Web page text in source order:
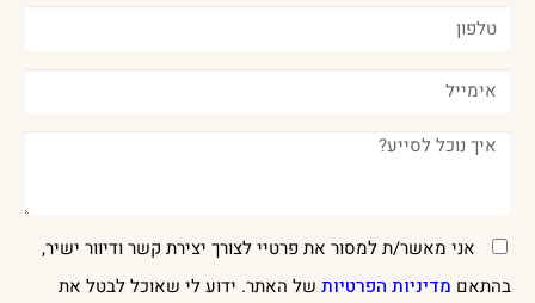
אני מאשר/ת למסור את פרטיי לצורך יצירת קשר ודיוור ישיר,
בהתאם מדיניות הפרטיות של האתר. ידוע לי שאוכל לבטל את